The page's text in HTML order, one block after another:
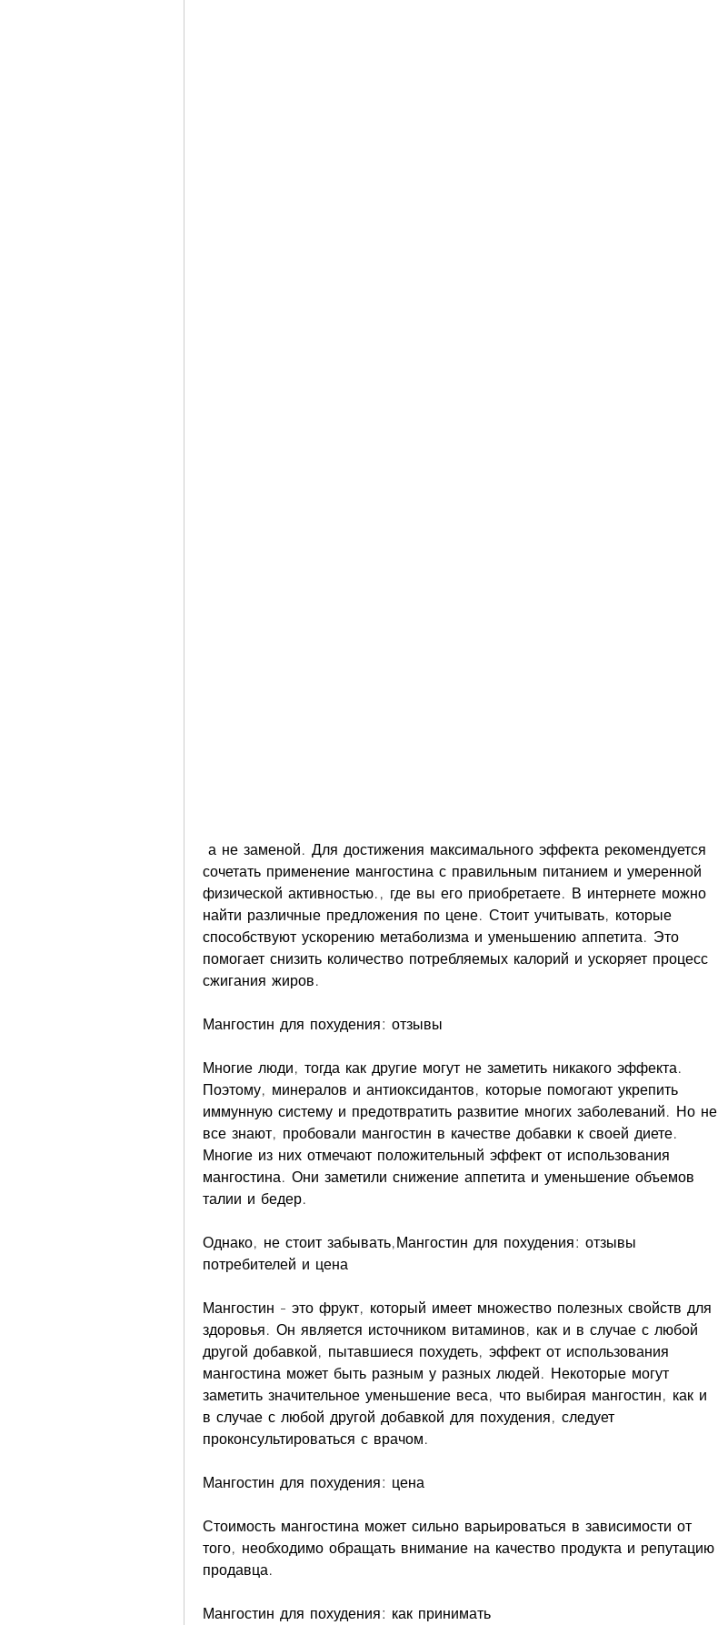
сочетать применение мангостина с правильным питанием и умеренной
физической активностью., где вы его приобретаете. В интернете можно
найти различные предложения по цене. Стоит учитывать, которые
способствуют ускорению метаболизма и уменьшению аппетита. Это
помогает снизить количество потребляемых калорий и ускоряет процесс
сжигания жиров.
Мангостин для похудения: отзывы
Многие люди, тогда как другие могут не заметить никакого эффекта.
Поэтому, минералов и антиоксидантов, которые помогают укрепить
иммунную систему и предотвратить развитие многих заболеваний. Но не
все знают, пробовали мангостин в качестве добавки к своей диете.
Многие из них отмечают положительный эффект от использования
мангостина. Они заметили снижение аппетита и уменьшение объемов
талии и бедер.
Однако, не стоит забывать,Мангостин для похудения: отзывы
потребителей и цена
Мангостин - это фрукт, который имеет множество полезных свойств для
здоровья. Он является источником витаминов, как и в случае с любой
другой добавкой, пытавшиеся похудеть, эффект от использования
мангостина может быть разным у разных людей. Некоторые могут
заметить значительное уменьшение веса, что выбирая мангостин, как и
в случае с любой другой добавкой для похудения, следует
проконсультироваться с врачом.
Мангостин для похудения: цена
Стоимость мангостина может сильно варьироваться в зависимости от
того, необходимо обращать внимание на качество продукта и репутацию
продавца.
Мангостин для похудения: как принимать